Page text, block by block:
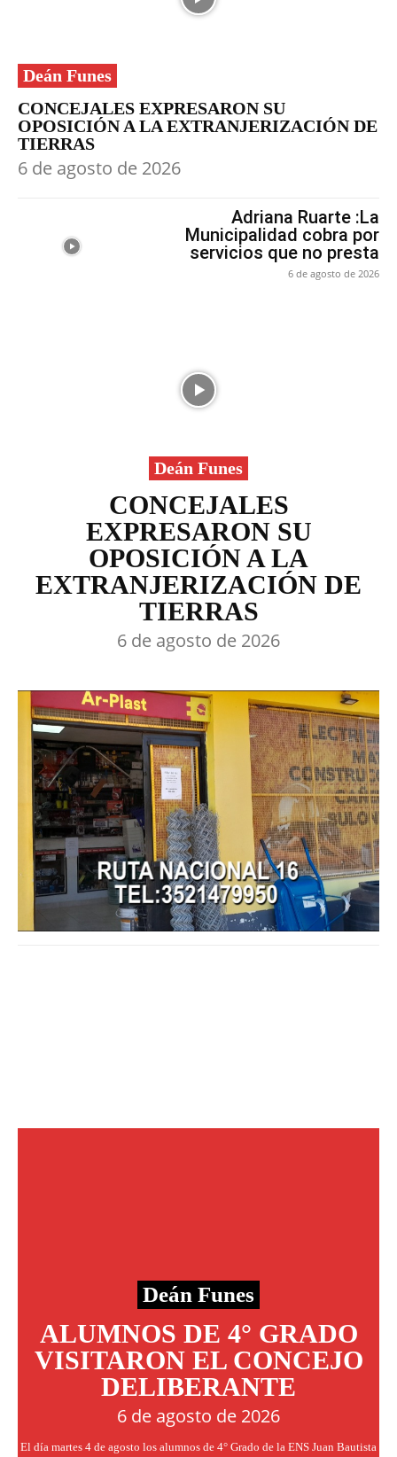
Deán Funes
CONCEJALES EXPRESARON SU
OPOSICIÓN A LA EXTRANJERIZACIÓN DE
TIERRAS
6 de agosto de 2026
Adriana Ruarte :La
Municipalidad cobra por
servicios que no presta
6 de agosto de 2026
Deán Funes
CONCEJALES
EXPRESARON SU
OPOSICIÓN A LA
EXTRANJERIZACIÓN DE
TIERRAS
6 de agosto de 2026
Deán Funes
ALUMNOS DE 4° GRADO
VISITARON EL CONCEJO
DELIBERANTE
6 de agosto de 2026
El día martes 4 de agosto los alumnos de 4° Grado de la ENS Juan Bautista